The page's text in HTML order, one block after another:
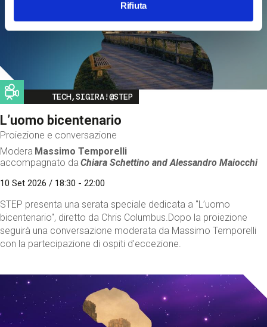
Rifiuta
Image
TECH,SIGIRA!@STEP
L’uomo bicentenario
Proiezione e conversazione
Modera Massimo Temporelli
accompagnato da Chiara Schettino andAlessandro Maiocchi
10 Set 2026 / 18:30 - 22:00
STEP presenta una serata speciale dedicata a "L’uomo
bicentenario", diretto da Chris Columbus.Dopo la proiezione
seguirà una conversazione moderata da Massimo Temporelli
con la partecipazione di ospiti d'eccezione.